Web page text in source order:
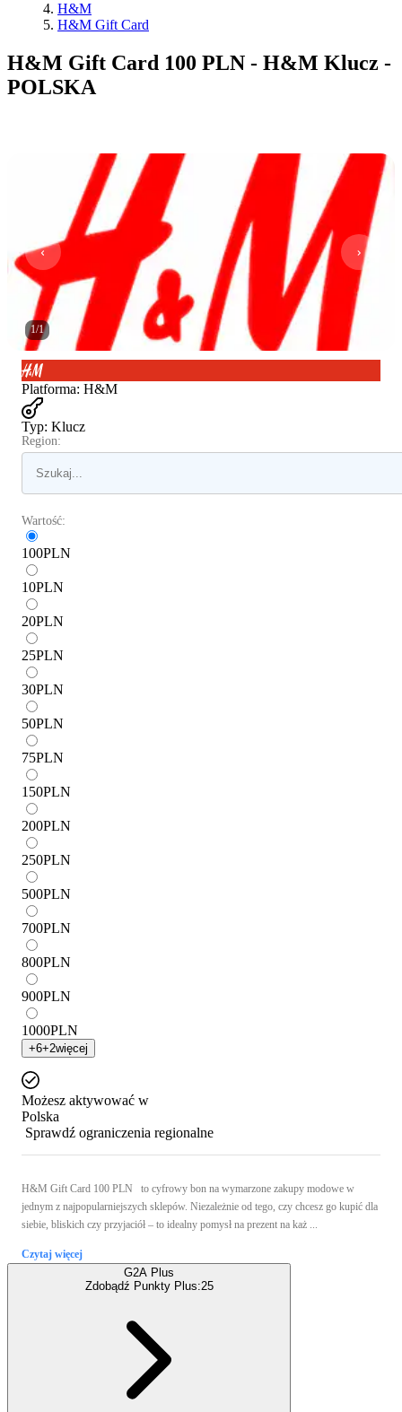
H&M
H&M Gift Card
H&M Gift Card 100 PLN - H&M Klucz -
POLSKA
1/1
Platforma: H&M
Typ: Klucz
Region:
Wartość:
100PLN
10PLN
20PLN
25PLN
30PLN
50PLN
75PLN
150PLN
200PLN
250PLN
500PLN
700PLN
800PLN
900PLN
1000PLN
+6+2więcej
Możesz aktywować w
Polska
Sprawdź ograniczenia regionalne
H&M Gift Card 100 PLN to cyfrowy bon na wymarzone zakupy modowe w
jednym z najpopularniejszych sklepów. Niezależnie od tego, czy chcesz go kupić dla
siebie, bliskich czy przyjaciół – to idealny pomysł na prezent na każ ...
Czytaj więcej
G2A Plus
Zdobądź Punkty Plus:25